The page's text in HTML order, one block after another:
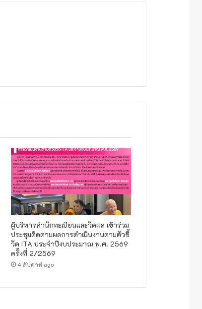
ผู้บริหารสำนักทะเบียนและวัดผล เข้าร่วม
ประชุมติดตามผลการดำเนินงานตามตัวชี้
วัด ITA ประจำปีงบประมาณ พ.ศ. 2569
ครั้งที่ 2/2569
4 สัปดาห์ ago